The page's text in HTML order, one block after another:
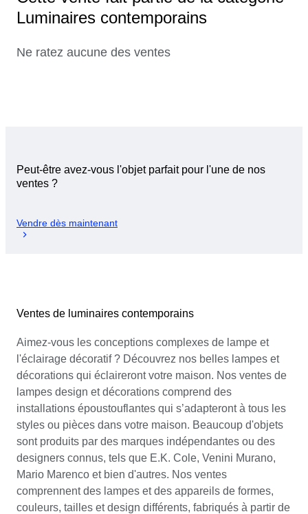
Luminaires contemporains
Ne ratez aucune des ventes
Peut-être avez-vous l'objet parfait pour l'une de nos
ventes ?
Vendre dès maintenant
Ventes de luminaires contemporains
Aimez-vous les conceptions complexes de lampe et
l'éclairage décoratif ? Découvrez nos belles lampes et
décorations qui éclaireront votre maison. Nos ventes de
lampes design et décorations comprend des
installations époustouflantes qui s’adapteront à tous les
styles ou pièces dans votre maison. Beaucoup d'objets
sont produits par des marques indépendantes ou des
designers connus, tels que E.K. Cole, Venini Murano,
Mario Marenco et bien d'autres. Nos ventes
comprennent des lampes et des appareils de formes,
couleurs, tailles et design différents, fabriqués à partir de